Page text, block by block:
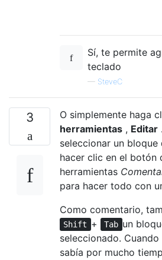
Sí, te permite
teclado
— SteveC
3 O simplemente haga
herramientas , Editar
seleccionar un
hacer clic en el botón
herramientas
para hacer todo con
Como comentario,
Shift + Tab un
seleccionado.
sabía por mucho